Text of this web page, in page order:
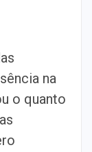
na
o quanto